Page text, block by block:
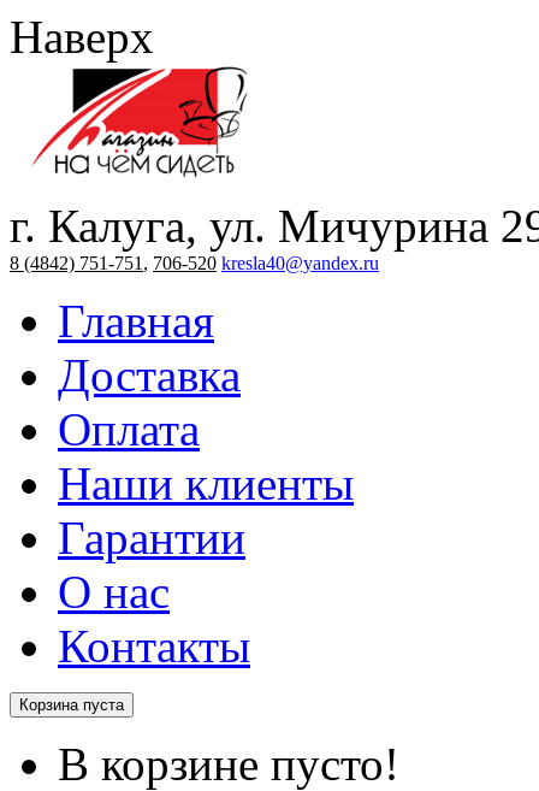
Наверх
г. Калуга, ул. Мичурина
8 (4842) 751-751 , 706-520 kresla40@yandex.ru
Главная
Доставка
Оплата
Наши клиенты
Гарантии
О нас
Контакты
Корзина пуста
В корзине пусто!